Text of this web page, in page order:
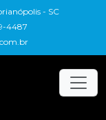
- SC
4487